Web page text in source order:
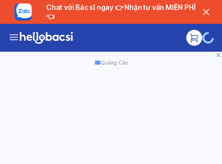
Chat với Bác sĩ ngay 👉 Nhận tư vấn MIỄN PHÍ
👈
Quảng Cáo